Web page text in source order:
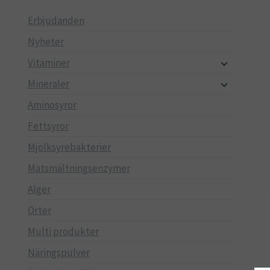
Erbjudanden
Nyheter
Vitaminer
Mineraler
Aminosyror
Fettsyror
Mjölksyrebakterier
Matsmältningsenzymer
Alger
Örter
Multi produkter
Näringspulver